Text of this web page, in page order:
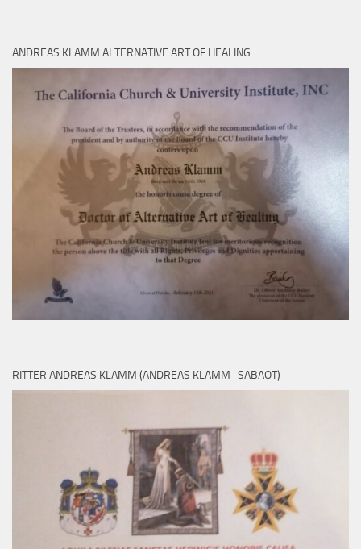
ANDREAS KLAMM ALTERNATIVE ART OF HEALING
RITTER ANDREAS KLAMM (ANDREAS KLAMM -SABAOT)